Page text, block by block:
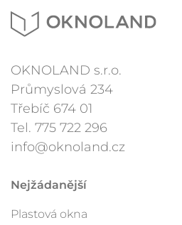
OKNOLAND s.r.o.
Průmyslová 234
Třebíč 674 01
Tel. 775 722 296
info@oknoland.cz
Nejžádanější
Plastová okna